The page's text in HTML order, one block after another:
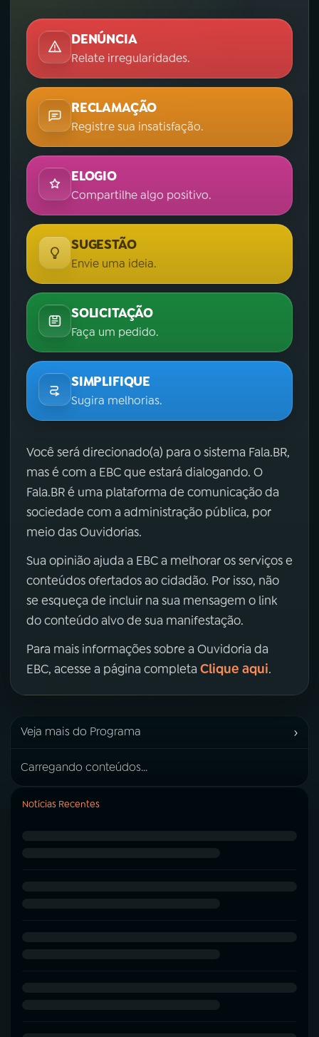
DENÚNCIA
Relate irregularidades.
RECLAMAÇÃO
Registre sua insatisfação.
ELOGIO
Compartilhe algo positivo.
SUGESTÃO
Envie uma ideia.
SOLICITAÇÃO
Faça um pedido.
SIMPLIFIQUE
Sugira melhorias.
Você será direcionado(a) para o sistema Fala.BR,
mas é com a EBC que estará dialogando. O
Fala.BR é uma plataforma de comunicação da
sociedade com a administração pública, por
meio das Ouvidorias.
Sua opinião ajuda a EBC a melhorar os serviços e
conteúdos ofertados ao cidadão. Por isso, não
se esqueça de incluir na sua mensagem o link
do conteúdo alvo de sua manifestação.
Para mais informações sobre a Ouvidoria da
EBC, acesse a página completa Clique aqui.
Veja mais do Programa ›
Carregando conteúdos...
Notícias Recentes